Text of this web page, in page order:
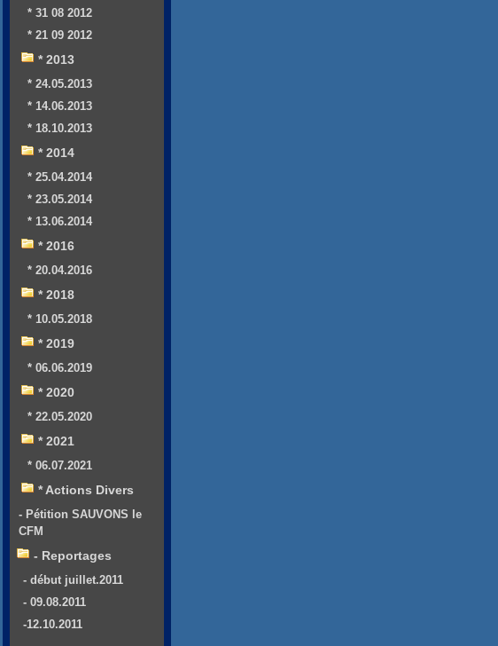
* 31 08 2012
* 21 09 2012
* 2013
* 24.05.2013
* 14.06.2013
* 18.10.2013
* 2014
* 25.04.2014
* 23.05.2014
* 13.06.2014
* 2016
* 20.04.2016
* 2018
* 10.05.2018
* 2019
* 06.06.2019
* 2020
* 22.05.2020
* 2021
* 06.07.2021
* Actions Divers
- Pétition SAUVONS le
CFM
- Reportages
- début juillet.2011
- 09.08.2011
-12.10.2011